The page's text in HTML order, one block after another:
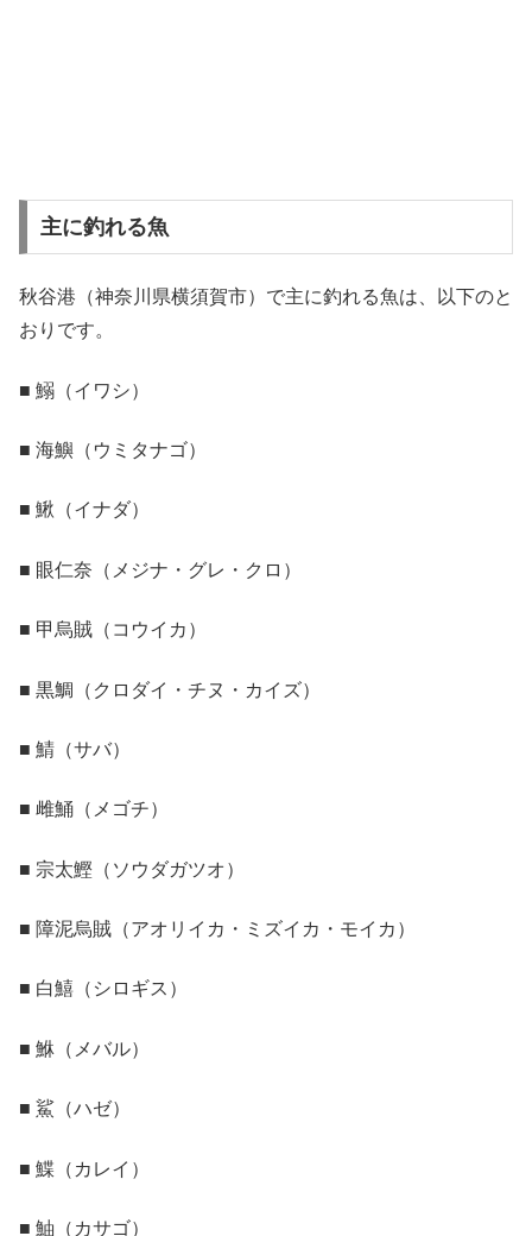
主に釣れる魚
秋谷港（神奈川県横須賀市）で主に釣れる魚は、以下のと
おりです。
■ 鰯（イワシ）
■ 海鱮（ウミタナゴ）
■ 鰍（イナダ）
■ 眼仁奈（メジナ・グレ・クロ）
■ 甲烏賊（コウイカ）
■ 黒鯛（クロダイ・チヌ・カイズ）
■ 鯖（サバ）
■ 雌鯒（メゴチ）
■ 宗太鰹（ソウダガツオ）
■ 障泥烏賊（アオリイカ・ミズイカ・モイカ）
■ 白鱚（シロギス）
■ 鮴（メバル）
■ 鯊（ハゼ）
■ 鰈（カレイ）
■ 鮋（カサゴ）